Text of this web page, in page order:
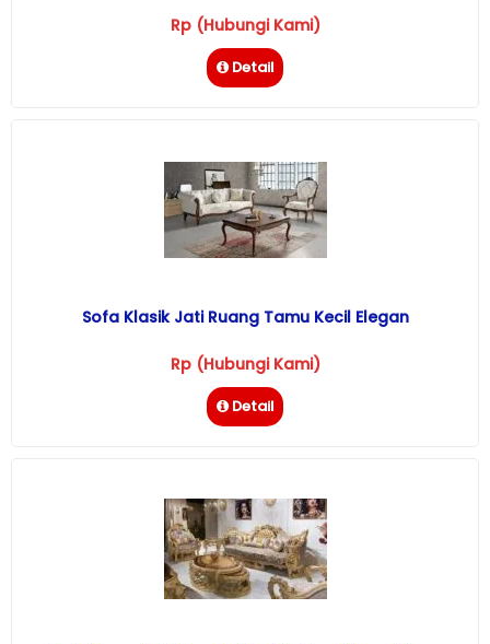
Rp (Hubungi Kami)
Detail
Sofa Klasik Jati Ruang Tamu Kecil Elegan
Rp (Hubungi Kami)
Detail